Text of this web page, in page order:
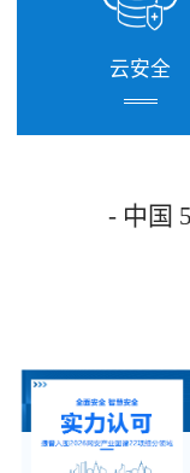
云安全
- 中国